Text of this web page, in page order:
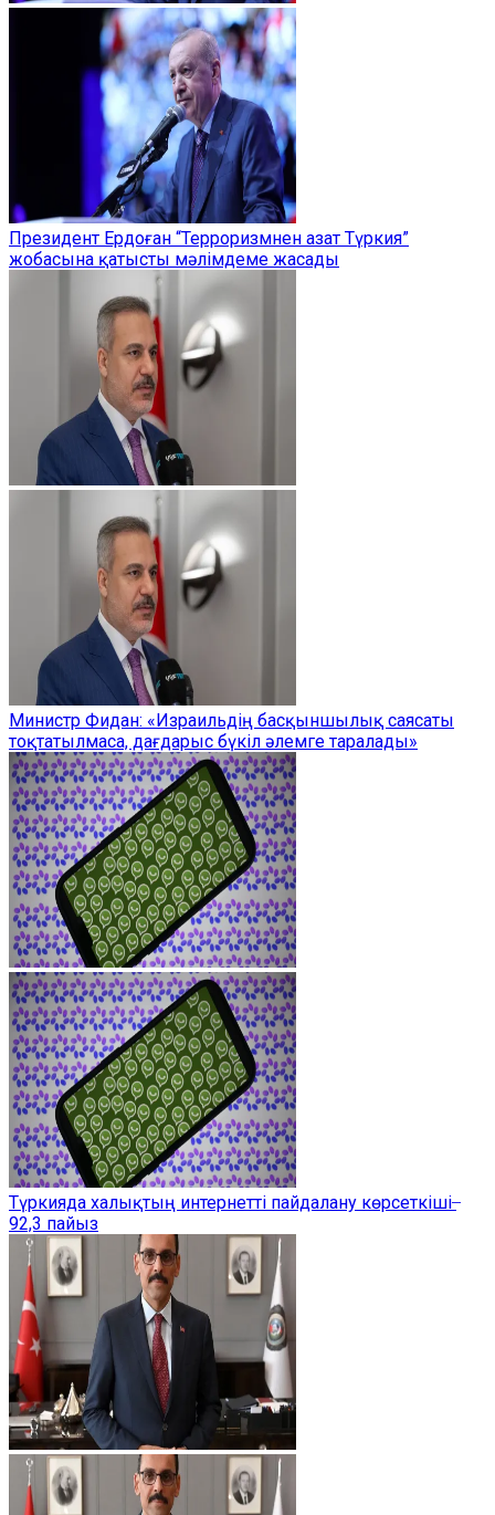
Президент Ердоған “Терроризмнен азат Түркия”
жобасына қатысты мәлімдеме жасады
Министр Фидан: «Израильдің басқыншылық саясаты
тоқтатылмаса, дағдарыс бүкіл әлемге таралады»
Түркияда халықтың интернетті пайдалану көрсеткіші ̶
92,3 пайыз